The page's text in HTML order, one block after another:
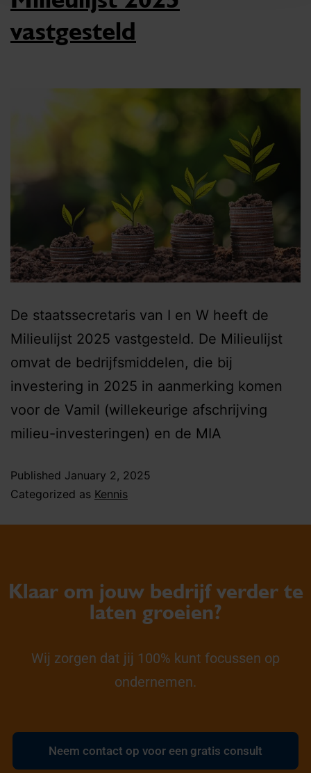
vastgesteld
De staatssecretaris van I en W heeft de
Milieulijst 2025 vastgesteld. De Milieulijst
omvat de bedrijfsmiddelen, die bij
investering in 2025 in aanmerking komen
voor de Vamil (willekeurige afschrijving
milieu-investeringen) en de MIA
Published January 2, 2025
Categorized as Kennis
Klaar om jouw bedrijf verder te
laten groeien?
Wij zorgen dat jij 100% kunt focussen op
ondernemen.
Neem contact op voor een gratis consult